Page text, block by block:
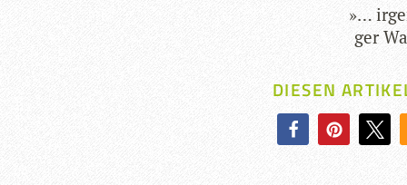
»…
ger
DIESEN